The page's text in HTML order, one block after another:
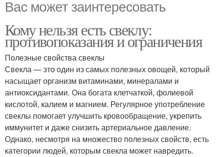
Вас может заинтересовать
Кому нельзя есть свеклу:
противопоказания и ограничения
Полезные свойства свеклы
Свекла — это один из самых полезных овощей, который
насыщает организм витаминами, минералами и
антиоксидантами. Она богата клетчаткой, фолиевой
кислотой, калием и магнием. Регулярное употребление
свеклы помогает улучшить кровообращение, укрепить
иммунитет и даже снизить артериальное давление.
Однако, несмотря на множество полезных свойств, есть
категории людей, которым свекла может навредить.